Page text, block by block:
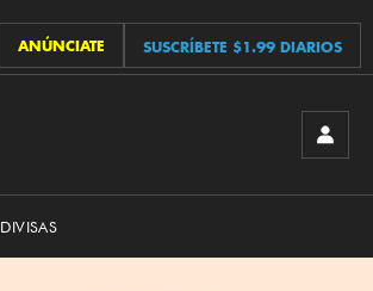
ANÚNCIATE SUSCRÍBETE $1.99 DIARIOS
DIVISAS